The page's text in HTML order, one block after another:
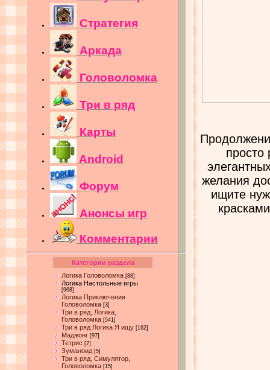
Стратегия
Аркада
Головоломка
Три в ряд
Карты
Android
Форум
Анонсы игр
Комментарии
Категории раздела
Логика Головоломка [88]
Логика Настольные игры
[968]
Логика Приключения
Головоломка [3]
Три в ряд, Логика,
Головоломка [541]
Три в ряд Логика Я ищу [162]
Маджонг [97]
Тетрис [2]
Зуманоид [5]
Три в ряд, Симулятор,
Головоломка [15]
просто
желания
ищите